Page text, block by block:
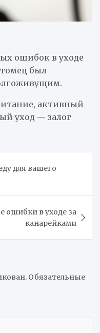
ошибок в уходе
был
активный
уход — залог
для вашего
ошибки в уходе за
канарейками
Обязательные